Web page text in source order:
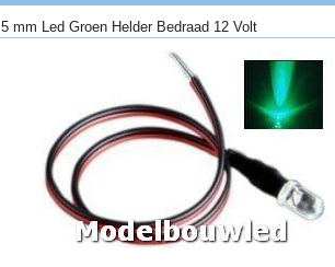
5 mm Led Groen Helder Bedraad 12 Volt